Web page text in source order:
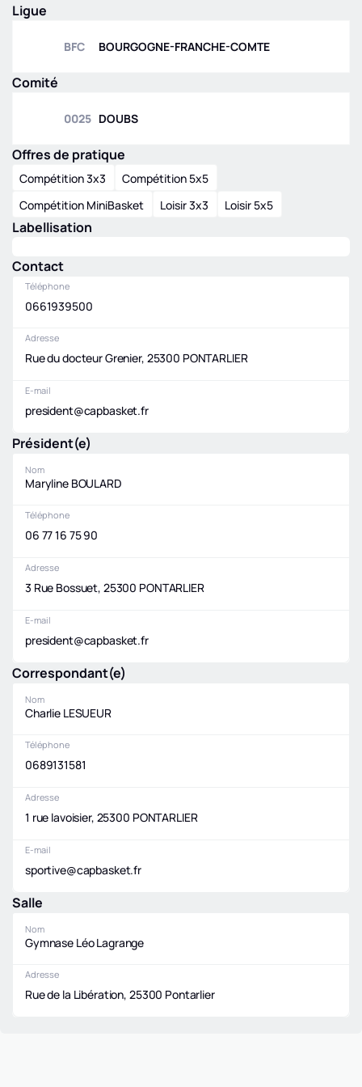
Ligue
BFC BOURGOGNE-FRANCHE-COMTE
Comité
0025 DOUBS
Offres de pratique
Compétition 3x3
Compétition 5x5
Compétition MiniBasket
Loisir 3x3 Loisir 5x5
Labellisation
Contact
Téléphone
0661939500
Adresse
Rue du docteur Grenier, 25300 PONTARLIER
E-mail
president@capbasket.fr
Président(e)
Nom
Maryline BOULARD
Téléphone
06 77 16 75 90
Adresse
3 Rue Bossuet, 25300 PONTARLIER
E-mail
president@capbasket.fr
Correspondant(e)
Nom
Charlie LESUEUR
Téléphone
0689131581
Adresse
1 rue lavoisier, 25300 PONTARLIER
E-mail
sportive@capbasket.fr
Salle
Nom
Gymnase Léo Lagrange
Adresse
Rue de la Libération, 25300 Pontarlier